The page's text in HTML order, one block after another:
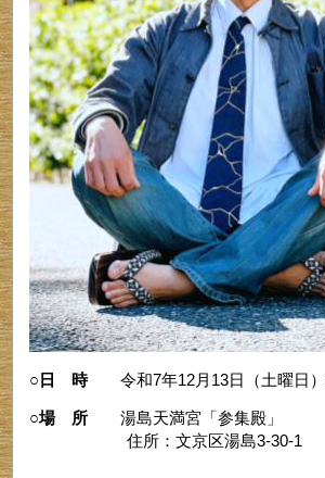
○日 時令和7年12月13日（土曜日）
○場 所湯島天満宮「参集殿」
住所：文京区湯島3-30-1